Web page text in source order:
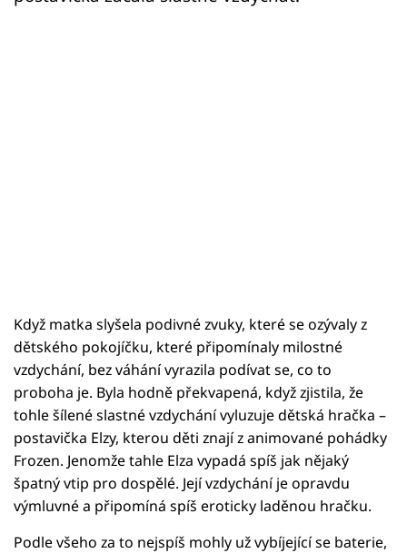
Když matka slyšela podivné zvuky, které se ozývaly z
dětského pokojíčku, které připomínaly milostné
vzdychání, bez váhání vyrazila podívat se, co to
proboha je. Byla hodně překvapená, když zjistila, že
tohle šílené slastné vzdychání vyluzuje dětská hračka –
postavička Elzy, kterou děti znají z animované pohádky
Frozen. Jenomže tahle Elza vypadá spíš jak nějaký
špatný vtip pro dospělé. Její vzdychání je opravdu
výmluvné a připomíná spíš eroticky laděnou hračku.
Podle všeho za to nejspíš mohly už vybíjející se baterie,